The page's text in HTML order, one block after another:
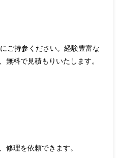
ご持参ください。経験豊富な
無料で見積もりいたします。
修理を依頼できます。